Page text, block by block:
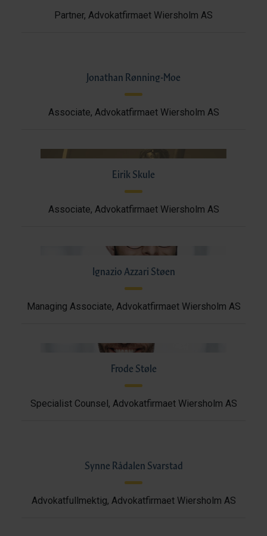
Partner, Advokatfirmaet Wiersholm AS
Jonathan Rønning-Moe
Associate, Advokatfirmaet Wiersholm AS
Eirik Skule
Associate, Advokatfirmaet Wiersholm AS
Ignazio Azzari Støen
Managing Associate, Advokatfirmaet Wiersholm AS
Frode Støle
Specialist Counsel, Advokatfirmaet Wiersholm AS
Synne Rådalen Svarstad
Advokatfullmektig, Advokatfirmaet Wiersholm AS